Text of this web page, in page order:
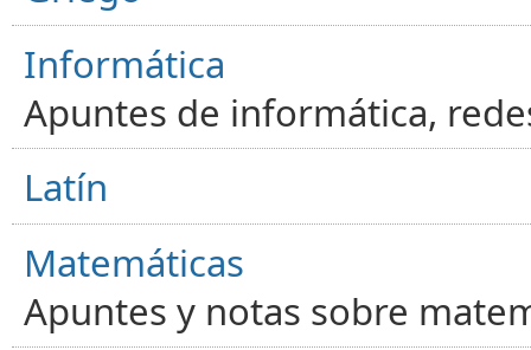
Informática
Apuntes de informática,
Latín
Matemáticas
Apuntes y notas sobre